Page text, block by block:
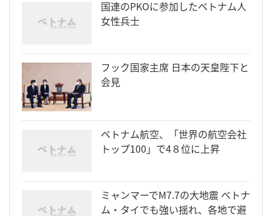
国連のPKOに参加したベトナム人
女性兵士
フック国家主席 日本の天皇陛下と
会見
ベトナム航空、「世界の航空会社
トップ100」で4８位に上昇
ミャンマーでM7.7の大地震 ベトナ
ム・タイでも強い揺れ、各地で避